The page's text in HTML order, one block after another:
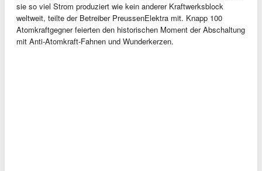
sie so viel Strom produziert wie kein anderer Kraftwerksblock
weltweit, teilte der Betreiber PreussenElektra mit. Knapp 100
Atomkraftgegner feierten den historischen Moment der Abschaltung
mit Anti-Atomkraft-Fahnen und Wunderkerzen.